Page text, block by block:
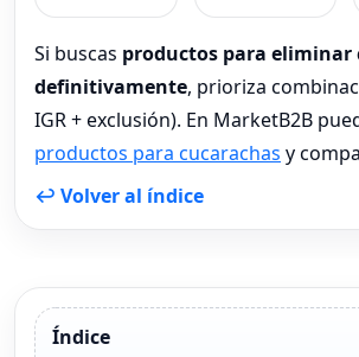
Si buscas productos para eliminar
definitivamente, prioriza
IGR + exclusión). En MarketB2B
productos para cucarachas y
↩ Volver al índice
Índice